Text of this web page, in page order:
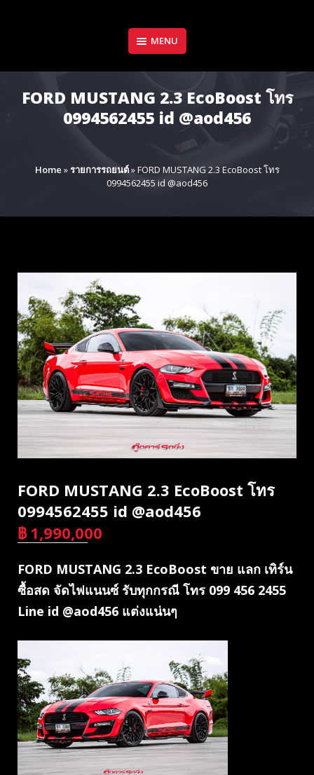
MENU
FORD MUSTANG 2.3 EcoBoost โทร
0994562455 id @aod456
Home »รายการรถยนต์»FORD MUSTANG 2.3 EcoBoost โทร
0994562455 id @aod456
FORD MUSTANG 2.3 EcoBoost โทร
0994562455 id @aod456
฿ 1,990,000
FORD MUSTANG 2.3 EcoBoost ขาย แลก เทิร์น
ซื้อสด จัดไฟแนนซ์ รับทุกกรณี โทร 099 456 2455
Line id @aod456 แต่งแน่นๆ